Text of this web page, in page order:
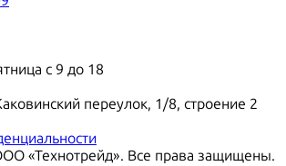
с 9 до 18
переулок, 1/8, строение 2
«Технотрейд». Все права защищены.